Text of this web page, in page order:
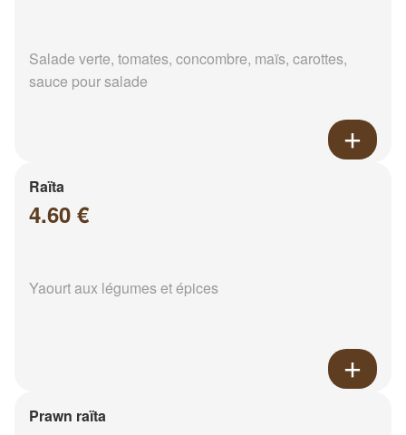
Salade verte, tomates, concombre, maïs, carottes,
sauce pour salade
Raïta
4.60 €
Yaourt aux légumes et épices
Prawn raïta